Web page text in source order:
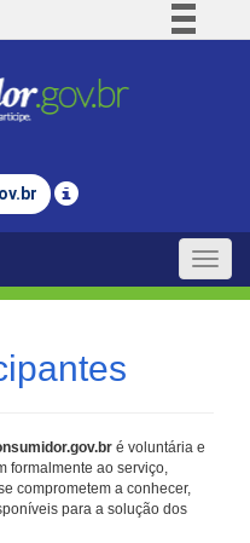
Comunica BR
Legislação
Toggle
é voluntária e
formalmente ao serviço,
comprometem a conhecer,
para a solução dos